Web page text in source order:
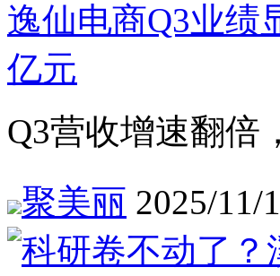
逸仙电商Q3业绩
亿元
Q3营收增速翻倍
聚美丽 2025/11/